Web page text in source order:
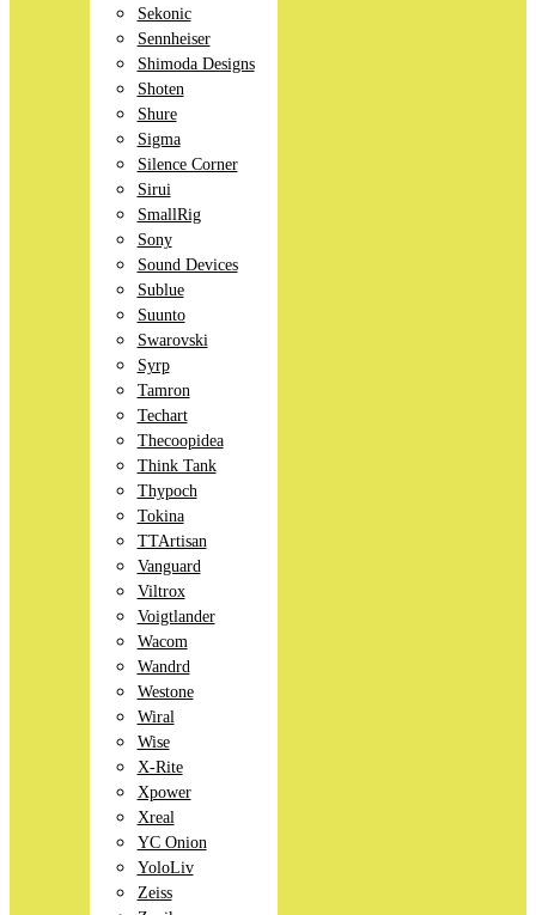
Sekonic
Sennheiser
Shimoda Designs
Shoten
Shure
Sigma
Silence Corner
Sirui
SmallRig
Sony
Sound Devices
Sublue
Suunto
Swarovski
Syrp
Tamron
Techart
Thecoopidea
Think Tank
Thypoch
Tokina
TTArtisan
Vanguard
Viltrox
Voigtlander
Wacom
Wandrd
Westone
Wiral
Wise
X-Rite
Xpower
Xreal
YC Onion
YoloLiv
Zeiss